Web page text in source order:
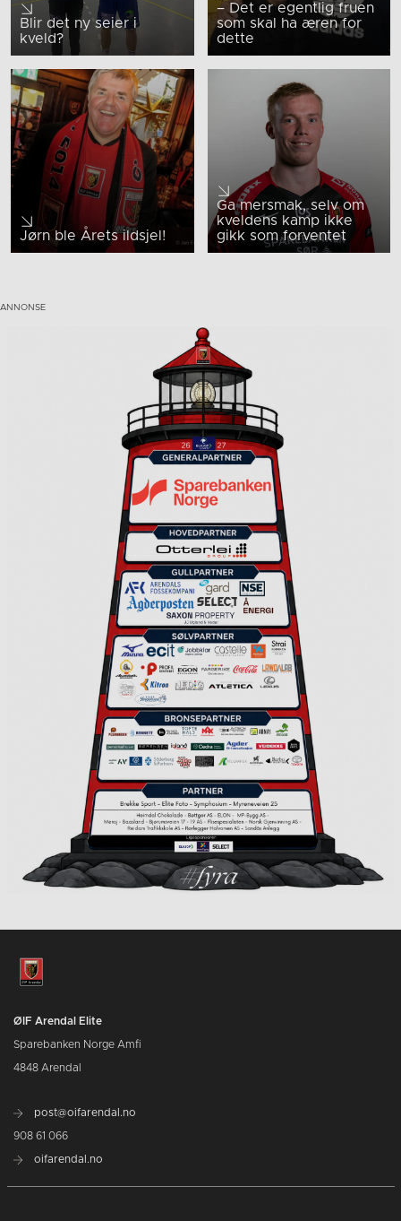
Blir det ny seier i
kveld?
– Det er egentlig fruen
som skal ha æren for
dette
Jørn ble Årets ildsjel!
Ga mersmak, selv om
kveldens kamp ikke
gikk som forventet
ØIF Arendal Elite
Sparebanken Norge Amfi
4848 Arendal
post@oifarendal.no
908 61 066
oifarendal.no